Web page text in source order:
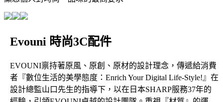
Evouni 時尚3C配件
EVOUNI禀持著原風、原創、原材的設計理念，傳遞給消費
者『數位生活的美學態度：Enrich Your Digital Life-Style!』在
設計總監山口先生的指導下，以在日本SHARP服務37年的